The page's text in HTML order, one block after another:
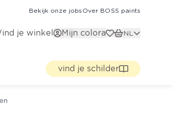
Bekijk onze jobs Over BOSS paints
je winkel Mijn colora NL
vind je schilder